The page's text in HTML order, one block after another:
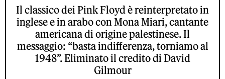
Il classico dei Pink Floyd è reinterpretato in
inglese e in arabo con Mona Miari, cantante
americana di origine palestinese. Il
messaggio: “basta indifferenza, torniamo al
1948”. Eliminato il credito di David
Gilmour